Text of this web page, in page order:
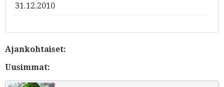
31.12.2010
Ajankohtaiset:
Uusimmat: